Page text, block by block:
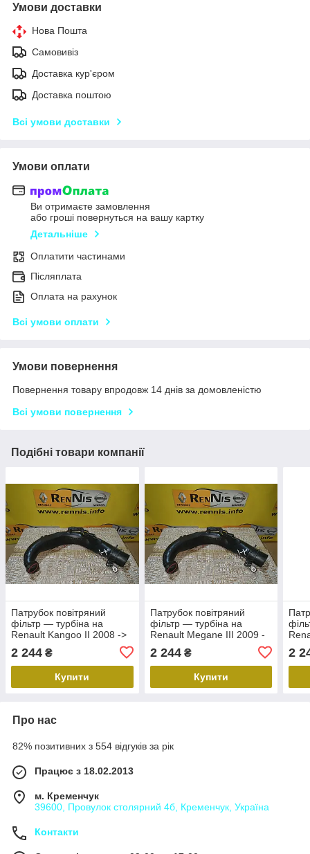
Умови доставки
Нова Пошта
Самовивіз
Доставка кур'єром
Доставка поштою
Всі умови доставки
Умови оплати
Ви отримаєте замовлення
або гроші повернуться на вашу картку
Детальніше
Оплатити частинами
Післяплата
Оплата на рахунок
Всі умови оплати
Умови повернення
Повернення товару впродовж 14 днів за домовленістю
Всі умови повернення
Подібні товари компанії
Патрубок повітряний
фільтр — турбіна на
Renault Kangoo II 2008 ->
(Оригінал) - 8200645723
2 244 ₴
Купити
Патрубок повітряний
фільтр — турбіна на
Renault Megane III 2009 -
>2016 1.5dCi — меган 3
(Оригінал) - 8200645723
2 244₴
Купити
—
2
Про нас
82% позитивних з 554 відгуків за рік
Працює з 18.02.2013
м. Кременчук
39600, Провулок столярний 4б, Кременчук, Україна
Контакти